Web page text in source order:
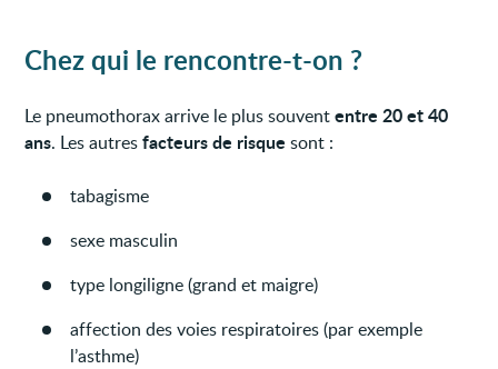
Chez qui le rencontre-t-on ?
Le pneumothorax arrive le plus souvententre 20 et 40
ans. Les autresfacteurs de risque sont :
tabagisme
sexe masculin
type longiligne (grand et maigre)
affection des voies respiratoires (par exemple
l’asthme)